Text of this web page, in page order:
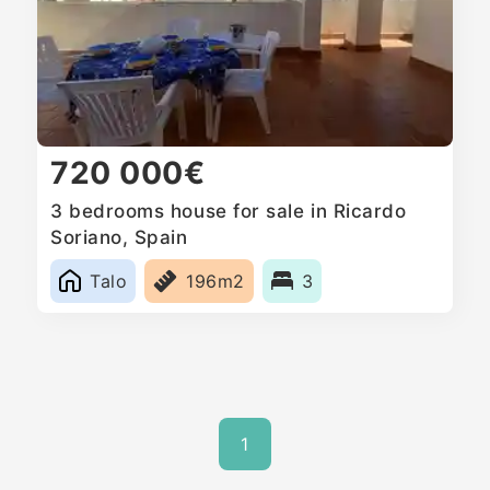
720 000€
3 bedrooms house for sale in Ricardo
Soriano, Spain
Talo
196m2 3
1